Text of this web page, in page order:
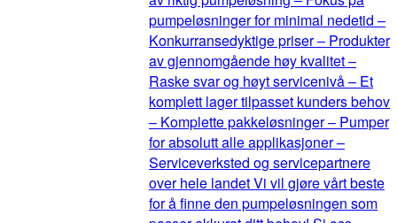
pumpeløsninger for minimal nedetid –
Konkurransedyktige priser – Produkter
av gjennomgående høy kvalitet –
Raske svar og høyt servicenivå – Et
komplett lager tilpasset kunders behov
– Komplette pakkeløsninger – Pumper
for absolutt alle applikasjoner –
Serviceverksted og servicepartnere
over hele landet Vi vil gjøre vårt beste
for å finne den pumpeløsningen som